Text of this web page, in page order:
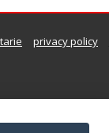
privacy policy